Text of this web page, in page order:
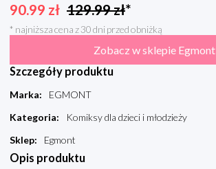
90.99 zł 129.99zł*
* najniższa cena z 30 dni przed obniżką
Zobacz w sklepie Egmont
Szczegóły produktu
Marka:
EGMONT
Kategoria:
Komiksy dla dzieci i młodzieży
Sklep: Egmont
Opis produktu